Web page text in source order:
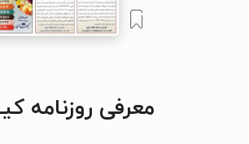
معرفی روزنامه کیهان -